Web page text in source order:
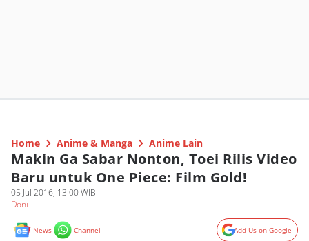
Home Anime & Manga Anime Lain
Makin Ga Sabar Nonton, Toei Rilis Video
Baru untuk One Piece: Film Gold!
05 Jul 2016, 13:00 WIB
Doni
News Channel Add Us on Google